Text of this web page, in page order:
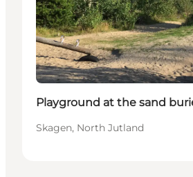
Playground at the sand
Skagen, North Jutland